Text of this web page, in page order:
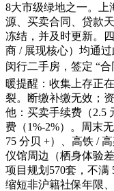
8大市级绿地之一。上
源、买卖合同、贷款
冻结，并及时更新。
商 / 展现核心）均通
闵行二手房，签定 “
暖提醒：收集上存正
裂。断缴补缴无效；
他：买卖手续费（2.5
费（1%-2%）。周末
75 分贝 +）、高铁 /
仪馆周边（栖身体验
项目规划570套，不满
缩短非沪籍社保年限